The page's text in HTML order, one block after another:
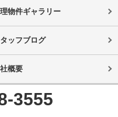
物件ギャラリー
ッフブログ
概要
3555